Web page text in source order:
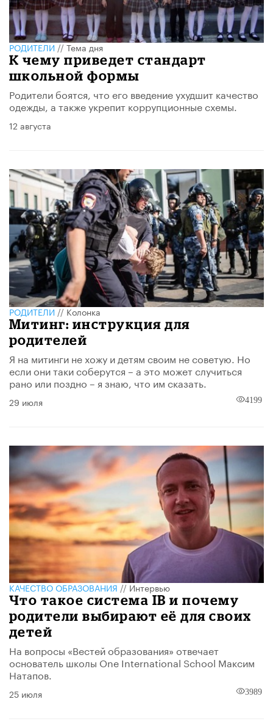
РОДИТЕЛИ//Тема дня
К чему приведет стандарт
школьной формы
Родители боятся, что его введение ухудшит качество
одежды, а также укрепит коррупционные схемы.
12 августа
РОДИТЕЛИ//Колонка
Митинг: инструкция для
родителей
Я на митинги не хожу и детям своим не советую. Но
если они таки соберутся – а это может случиться
рано или поздно – я знаю, что им сказать.
29 июля 4199
КАЧЕСТВО ОБРАЗОВАНИЯ//Интервью
Что такое система IB и почему
родители выбирают её для своих
детей
На вопросы «Вестей образования» отвечает
основатель школы One International School Максим
Натапов.​
25 июля 3989